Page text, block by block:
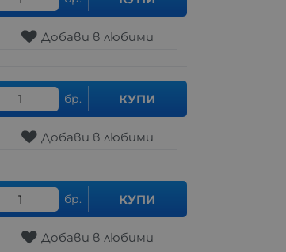
Добави в любими
бр. КУПИ
Добави в любими
бр. КУПИ
Добави в любими